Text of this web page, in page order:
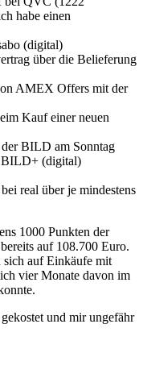
habe einen
(digital)
über die Belieferung
AMEX Offers mit der
Kauf einer neuen
BILD am Sonntag
BILD+ (digital)
real über je mindestens
1000 Punkten der
auf 108.700 Euro.
sich auf Einkäufe mit
vier Monate davon im
und mir ungefähr